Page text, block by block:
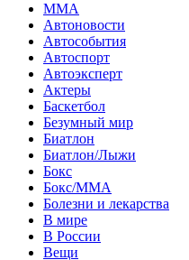
MMA
Автоновости
Автособытия
Автоспорт
Автоэксперт
Актеры
Баскетбол
Безумный мир
Биатлон
Биатлон/Лыжи
Бокс
Бокс/MMA
Болезни и лекарства
В мире
В России
Вещи